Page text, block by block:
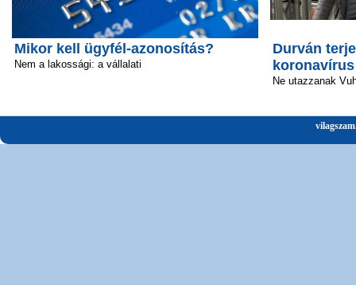
Mikor kell ügyfél-azonosítás?
Nem a lakossági: a vállalati
Durván
koronavírus
Ne utazzanak